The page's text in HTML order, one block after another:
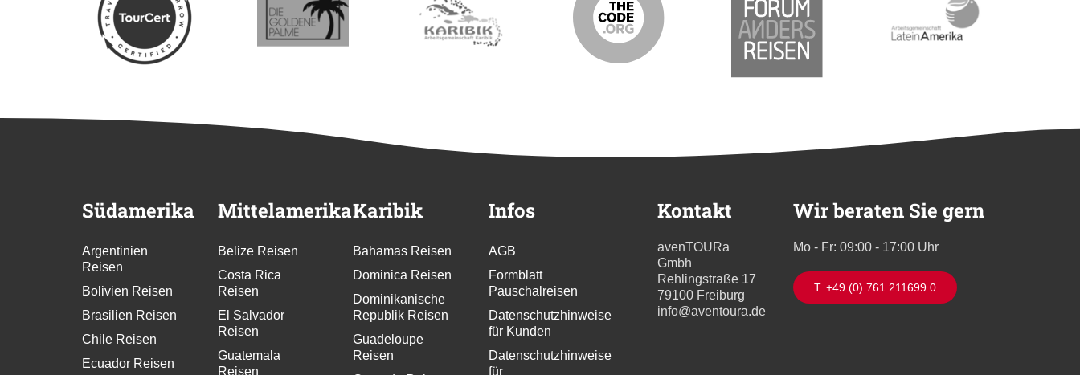
Südamerika
Argentinien
Reisen
Bolivien Reisen
Brasilien Reisen
Chile Reisen
Ecuador Reisen
Mittelamerika
Belize Reisen
Costa Rica
Reisen
El Salvador
Reisen
Guatemala
Reisen
Karibik
Bahamas Reisen
Dominica Reisen
Dominikanische
Republik Reisen
Guadeloupe
Reisen
Infos
AGB
Formblatt
Pauschalreisen
Datenschutzhinweise
für Kunden
Datenschutzhinweise
für
Kontakt
avenTOURa
Gmbh
Rehlingstraße 17
79100 Freiburg
info@aventoura.de
Wir beraten Sie gern
Mo - Fr: 09:00 - 17:00 Uhr
T. +49 (0) 761 211699 0